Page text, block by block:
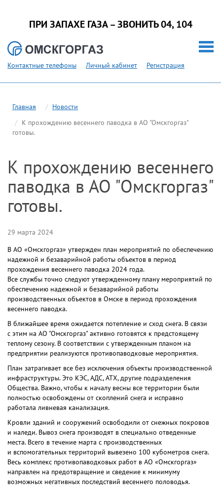
ПРИ ЗАПАХЕ ГАЗА – ЗВОНИТЬ 04, 104
Контактные телефоны Личный кабинет Регистрация
Главная
Новости
К прохождению весеннего паводка в АО "Омскгоргаз"
готовы.
К прохождению весеннего
паводка в АО "Омскгоргаз"
готовы.
29 марта 2024
В АО «Омскгоргаз» утвержден план мероприятий по обеспечению
надежной и безаварийной работы объектов в период
прохождения весеннего паводка 2024 года.
Все службы точно следуют утвержденному плану мероприятий по
обеспечению надежной и безаварийной работы
производственных объектов в Омске в период прохождения
весеннего паводка.
В ближайшее время ожидается потепление и сход снега. В связи
с этим на АО "Омскгоргаз" активно готовятся к предстоящему
теплому сезону. В соответствии с утвержденным планом на
предприятии реализуются противопаводковые мероприятия.
План затрагивает все без исключения объекты производственной
инфраструктуры. Это КЭС, АДС, АТХ, другие подразделения
Общества. Важно, чтобы к началу весны все территории были
полностью освобождены от скоплений снега и исправно
работала ливневая канализация.
Кровли зданий и сооружений освободили от снежных покровов
и наледи. Вывоз снега производят в специально отведенные
места. Всего в течение марта с производственных
и вспомогательных территорий вывезено 100 кубометров снега.
Весь комплекс противопаводковых работ в АО «Омскгоргаз»
направлен на предотвращение и сведение к минимуму
возможных негативных последствий весеннего половодья.